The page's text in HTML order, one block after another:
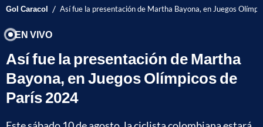
Gol Caracol / Así fue la presentación de Martha Bayona, en Juegos
EN VIVO
Así fue la presentación de Martha
Bayona, en Juegos Olímpicos de
París 2024